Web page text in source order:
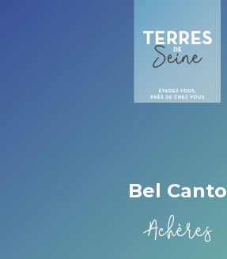
Bel Canto
Achères